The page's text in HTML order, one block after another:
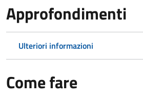
Approfondimenti
Ulteriori informazioni
Come fare